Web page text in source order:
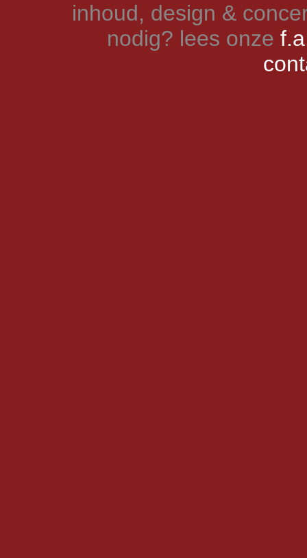
inhoud, design &
nodig? lees onze